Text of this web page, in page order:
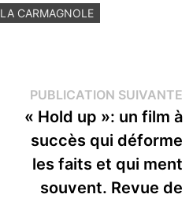
LA CARMAGNOLE
PUBLICATION SUIVANTE
« Hold up »: un film à
succès qui déforme
les faits et qui ment
souvent. Revue de